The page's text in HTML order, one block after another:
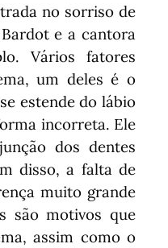
no sorriso de
e a cantora
Vários fatores
um deles é o
estende do lábio
incorreta. Ele
dos dentes
disso, a falta de
muito grande
são motivos que
assim como o